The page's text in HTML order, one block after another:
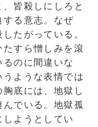
皆殺しにしろと
する意志。なぜ
たがっている。
すら憎しみを滾
のに間違いな
ような表情では
底には、地獄し
でいる。地獄孤
ようとしてい